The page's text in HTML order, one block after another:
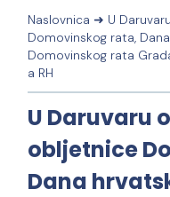
Naslovnica ➜ U
Domovinskog rata,
Domovinskog rata
a RH
U Daruvaru
obljetnice
Dana